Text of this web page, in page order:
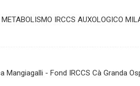
IRCCS AUXOLOGICO
- Fond IRCCS Cà Granda